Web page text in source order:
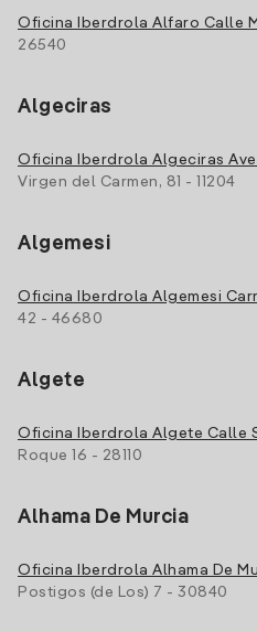
Oficina Iberdrola Alfaro Calle
26540
Algeciras
Oficina Iberdrola Algeciras
Virgen del Carmen, 81 - 11204
Algemesi
Oficina Iberdrola Algemesi
42 - 46680
Algete
Oficina Iberdrola Algete Calle
Roque 16 - 28110
Alhama De Murcia
Oficina Iberdrola Alhama De
Postigos (de Los) 7 - 30840